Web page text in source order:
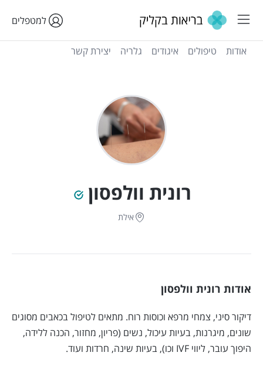
למטפלים
רונית וולפסון
אילת
אודות טיפולים איגודים גלריה יצירת קשר
אודות רונית וולפסון
דיקור סיני, צמחי מרפא וכוסות רוח. מתאים לטיפול בכאבים מסוגים
שונים, מיגרנות, בעיות עיכול, נשים (פריון, מחזור, הכנה ללידה,
היפוך עובר, ליווי IVF וכו), בעיות שינה, חרדות ועוד.